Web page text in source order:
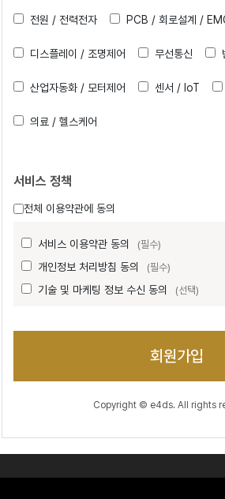
전원 / 전력전자 PCB / 회로설계 /
디스플레이 / 조명제어 무선통신
산업자동화 / 모터제어 센서 / IoT
의료 / 헬스케어
서비스 정책
전체 이용약관에 동의
서비스 이용약관 동의 (필수)
개인정보 처리방침 동의 (필수)
기술 및 마케팅 정보 수신 동의 (선택)
회원가입
Copyright © e4ds. All rights